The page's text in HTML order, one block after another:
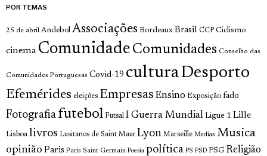
POR TEMAS
25 de abril Andebol Associações Bordeaux Brasil CCP Ciclismo
cinema Comunidade Comunidades Conselho das
Comunidades Portuguesas Covid-19 culturaDesporto
Efemérides eleições Empresas Ensino Exposição fado
Fotografia futebol Futsal I Guerra Mundial Ligue 1 Lille
Lisboa livros Lusitanos de Saint Maur Lyon Marseille Medias Musica
opinião Paris Paris Saint Germain Poesia política PS PSD PSG Religião